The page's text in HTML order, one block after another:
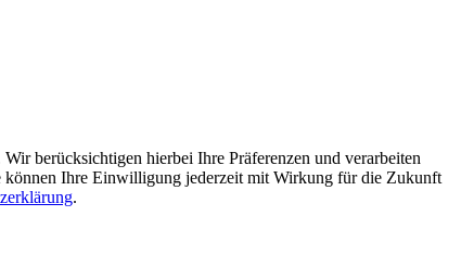
berücksichtigen hierbei Ihre Präferenzen und verarbeiten
Ihre Einwilligung jederzeit mit Wirkung für die Zukunft
.